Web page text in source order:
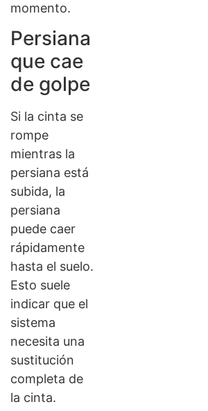
momento.
Persiana
que cae
de golpe
Si la cinta se
rompe
mientras la
persiana está
subida, la
persiana
puede caer
rápidamente
hasta el suelo.
Esto suele
indicar que el
sistema
necesita una
sustitución
completa de
la cinta.